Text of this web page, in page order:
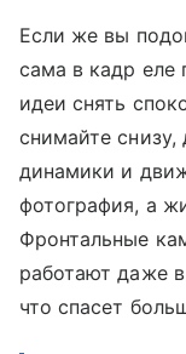
Если же вы
сама в кадр еле
идеи снять
снимайте снизу,
динамики и
фотография, а
Фронтальные
работают даже
что спасет